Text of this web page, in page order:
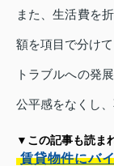
また、生活費を
額を項目で分け
トラブルへの発
公平感をなくし
▼この記事も読ま
賃貸物件にバ